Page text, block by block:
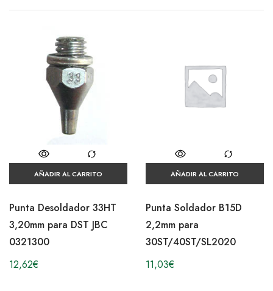
AÑADIR AL CARRITO
Punta Desoldador 33HT
3,20mm para DST JBC
0321300
12,62€
AÑADIR AL CARRITO
Punta Soldador B15D
2,2mm para
30ST/40ST/SL2020
11,03€